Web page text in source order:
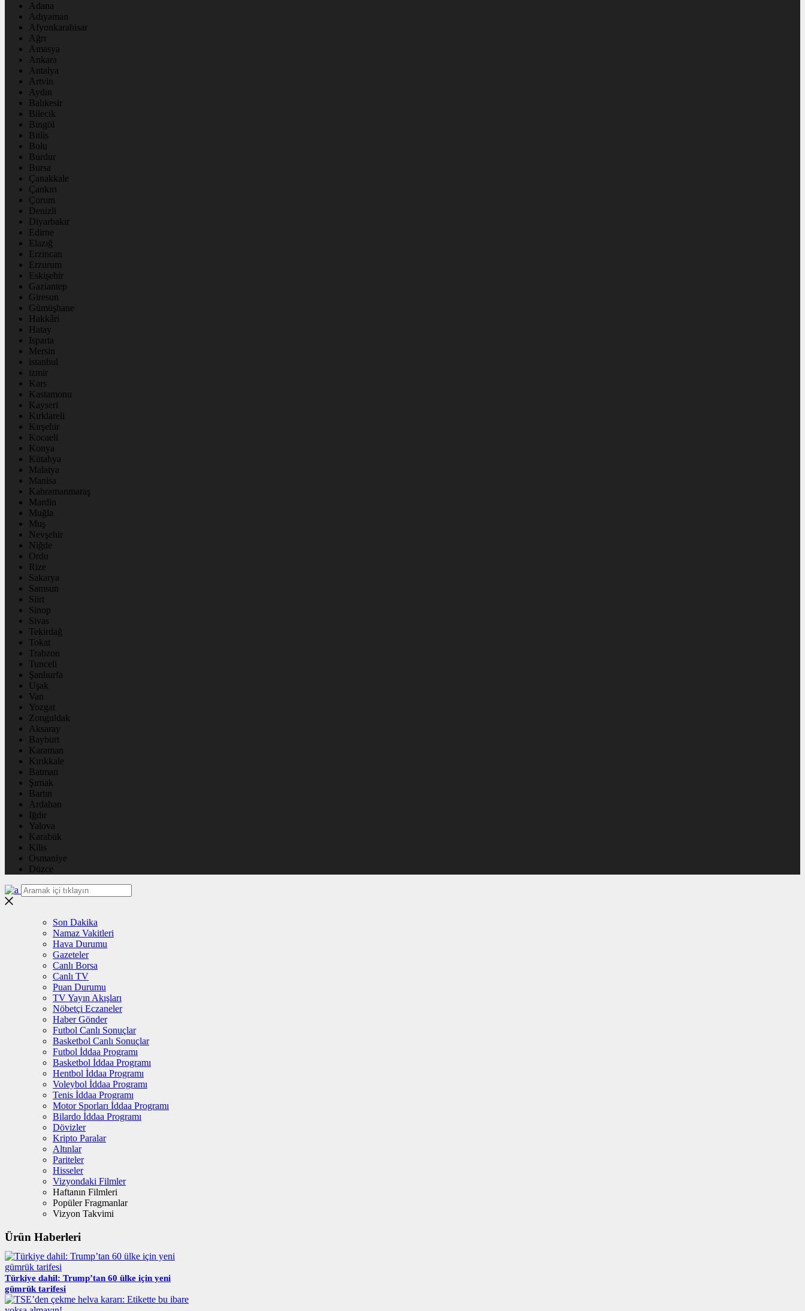
Adana
Adıyaman
Afyonkarahisar
Ağrı
Amasya
Ankara
Antalya
Artvin
Aydın
Balıkesir
Bilecik
Bingöl
Bitlis
Bolu
Burdur
Bursa
Çanakkale
Çankırı
Çorum
Denizli
Diyarbakır
Edirne
Elazığ
Erzincan
Erzurum
Eskişehir
Gaziantep
Giresun
Gümüşhane
Hakkâri
Hatay
Isparta
Mersin
istanbul
izmir
Kars
Kastamonu
Kayseri
Kırklareli
Kırşehir
Kocaeli
Konya
Kütahya
Malatya
Manisa
Kahramanmaraş
Mardin
Muğla
Muş
Nevşehir
Niğde
Ordu
Rize
Sakarya
Samsun
Siirt
Sinop
Sivas
Tekirdağ
Tokat
Trabzon
Tunceli
Şanlıurfa
Uşak
Van
Yozgat
Zonguldak
Aksaray
Bayburt
Karaman
Kırıkkale
Batman
Şırnak
Bartın
Ardahan
Iğdır
Yalova
Karabük
Kilis
Osmaniye
Düzce
Son Dakika
Namaz Vakitleri
Hava Durumu
Gazeteler
Canlı Borsa
Canlı TV
Puan Durumu
TV Yayın Akışları
Nöbetçi Eczaneler
Haber Gönder
Futbol Canlı Sonuçlar
Basketbol Canlı Sonuçlar
Futbol İddaa Programı
Basketbol İddaa Programı
Hentbol İddaa Programı
Voleybol İddaa Programı
Tenis İddaa Programı
Motor Sporları İddaa Programı
Bilardo İddaa Programı
Dövizler
Kripto Paralar
Altınlar
Pariteler
Hisseler
Vizyondaki Filmler
Haftanın Filmleri
Popüler Fragmanlar
Vizyon Takvimi
Ürün Haberleri
Türkiye dahil: Trump’tan 60 ülke için yeni
gümrük tarifesi